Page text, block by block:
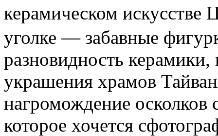
керамическом
уголке — забавные
разновидность
украшения храмов
нагромождение осколков
которое хочется